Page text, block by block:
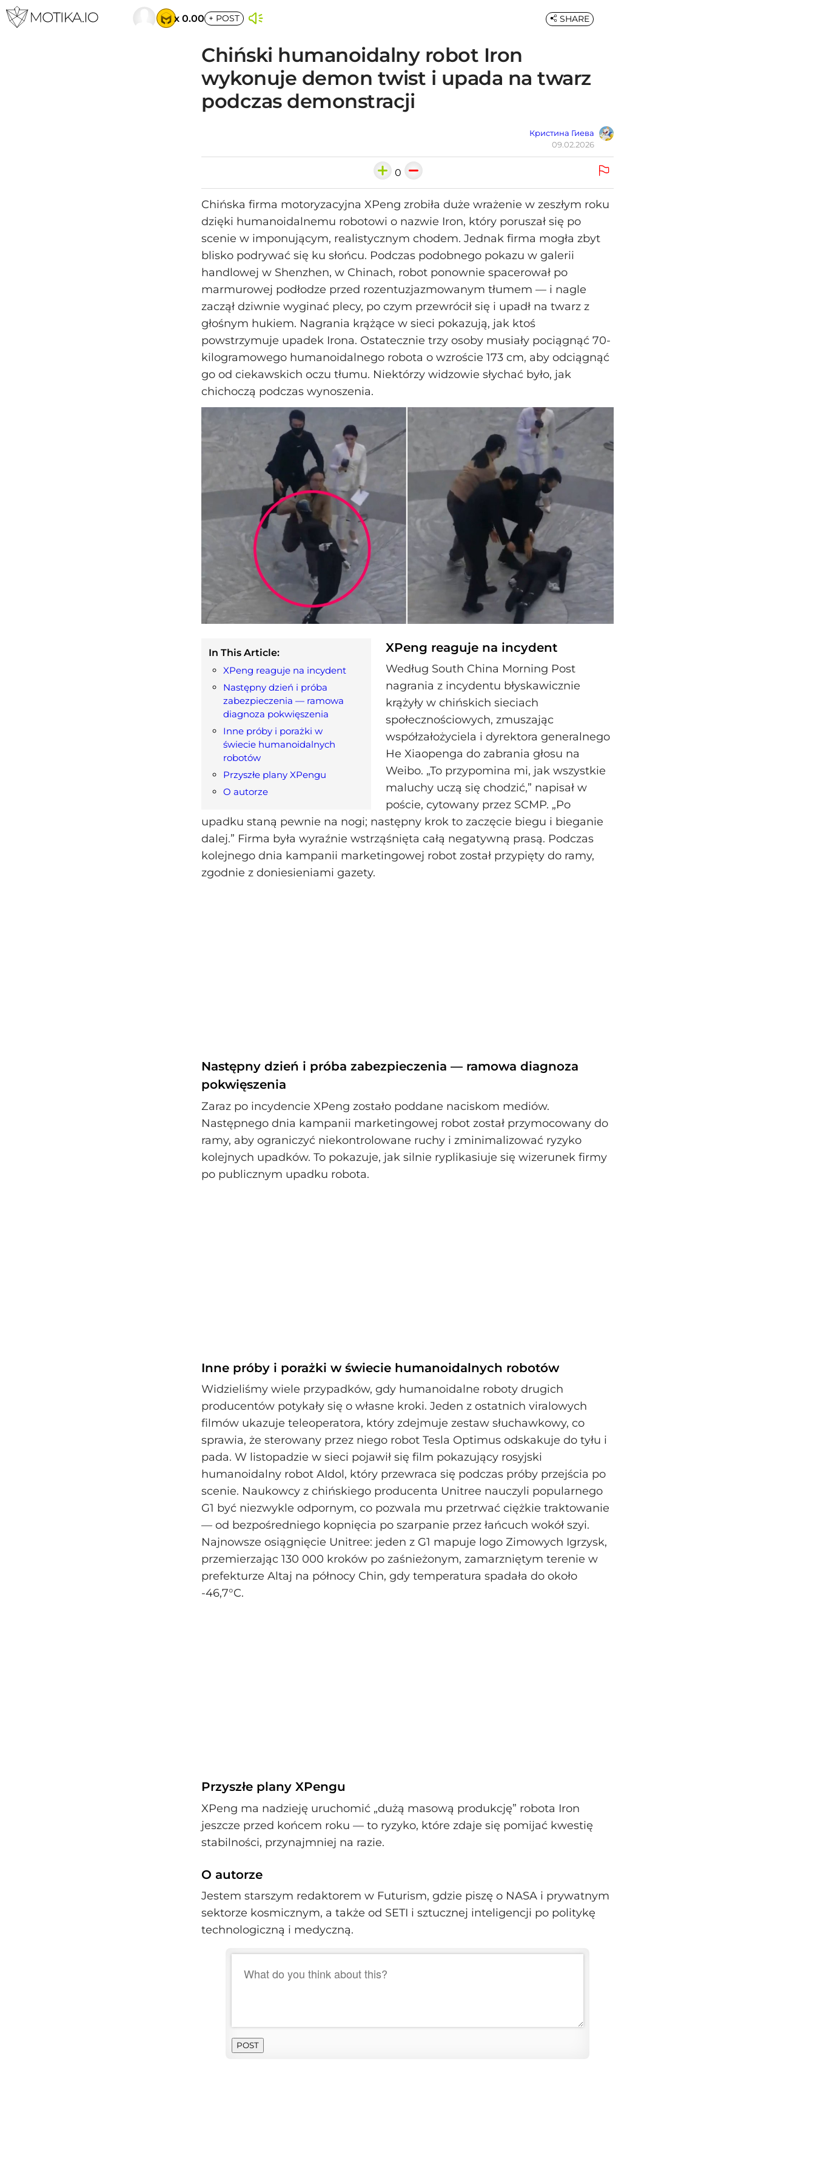
x 0.00 + POST
Chiński humanoidalny robot Iron
wykonuje demon twist i upada na twarz
podczas demonstracji
Кристина Гиева
09.02.2026
SHARE
0
Chińska firma motoryzacyjna XPeng zrobiła duże wrażenie w zeszłym roku
dzięki humanoidalnemu robotowi o nazwie Iron, który poruszał się po
scenie w imponującym, realistycznym chodem. Jednak firma mogła zbyt
blisko podrywać się ku słońcu. Podczas podobnego pokazu w galerii
handlowej w Shenzhen, w Chinach, robot ponownie spacerował po
marmurowej podłodze przed rozentuzjazmowanym tłumem — i nagle
zaczął dziwnie wyginać plecy, po czym przewrócił się i upadł na twarz z
głośnym hukiem. Nagrania krążące w sieci pokazują, jak ktoś
powstrzymuje upadek Irona. Ostatecznie trzy osoby musiały pociągnąć 70-
kilogramowego humanoidalnego robota o wzroście 173 cm, aby odciągnąć
go od ciekawskich oczu tłumu. Niektórzy widzowie słychać było, jak
chichoczą podczas wynoszenia.
In This Article:
XPeng reaguje na incydent
Następny dzień i próba
zabezpieczenia — ramowa
diagnoza pokwięszenia
Inne próby i porażki w
świecie humanoidalnych
robotów
Przyszłe plany XPengu
O autorze
XPeng reaguje na incydent
Według South China Morning Post
nagrania z incydentu błyskawicznie
krążyły w chińskich sieciach
społecznościowych, zmuszając
współzałożyciela i dyrektora generalnego
He Xiaopenga do zabrania głosu na
Weibo. „To przypomina mi, jak wszystkie
maluchy uczą się chodzić,” napisał w
poście, cytowany przez SCMP. „Po
upadku staną pewnie na nogi; następny krok to zaczęcie biegu i bieganie
dalej.” Firma była wyraźnie wstrząśnięta całą negatywną prasą. Podczas
kolejnego dnia kampanii marketingowej robot został przypięty do ramy,
zgodnie z doniesieniami gazety.
Następny dzień i próba zabezpieczenia — ramowa diagnoza
pokwięszenia
Zaraz po incydencie XPeng zostało poddane naciskom mediów.
Następnego dnia kampanii marketingowej robot został przymocowany do
ramy, aby ograniczyć niekontrolowane ruchy i zminimalizować ryzyko
kolejnych upadków. To pokazuje, jak silnie ryplikasiuje się wizerunek firmy
po publicznym upadku robota.
Inne próby i porażki w świecie humanoidalnych robotów
Widzieliśmy wiele przypadków, gdy humanoidalne roboty drugich
producentów potykały się o własne kroki. Jeden z ostatnich viralowych
filmów ukazuje teleoperatora, który zdejmuje zestaw słuchawkowy, co
sprawia, że sterowany przez niego robot Tesla Optimus odskakuje do tyłu i
pada. W listopadzie w sieci pojawił się film pokazujący rosyjski
humanoidalny robot AIdol, który przewraca się podczas próby przejścia po
scenie. Naukowcy z chińskiego producenta Unitree nauczyli popularnego
G1 być niezwykle odpornym, co pozwala mu przetrwać ciężkie traktowanie
— od bezpośredniego kopnięcia po szarpanie przez łańcuch wokół szyi.
Najnowsze osiągnięcie Unitree: jeden z G1 mapuje logo Zimowych Igrzysk,
przemierzając 130 000 kroków po zaśnieżonym, zamarzniętym terenie w
prefekturze Altaj na północy Chin, gdy temperatura spadała do około
-46,7°C.
Przyszłe plany XPengu
XPeng ma nadzieję uruchomić „dużą masową produkcję” robota Iron
jeszcze przed końcem roku — to ryzyko, które zdaje się pomijać kwestię
stabilności, przynajmniej na razie.
O autorze
Jestem starszym redaktorem w Futurism, gdzie piszę o NASA i prywatnym
sektorze kosmicznym, a także od SETI i sztucznej inteligencji po politykę
technologiczną i medyczną.
POST